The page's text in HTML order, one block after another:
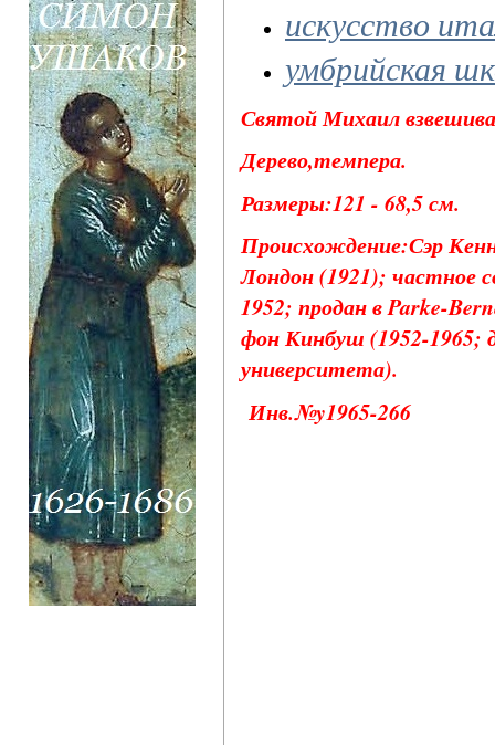
искусство
умбрийская
Святой Михаил
Дерево,темпера.
Размеры:121 - 68,5 см.
Происхождение:Сэр
Лондон (1921); частное
1952; продан в Parke-
фон Кинбуш (1952-1965;
университета).
Инв.№y1965-266